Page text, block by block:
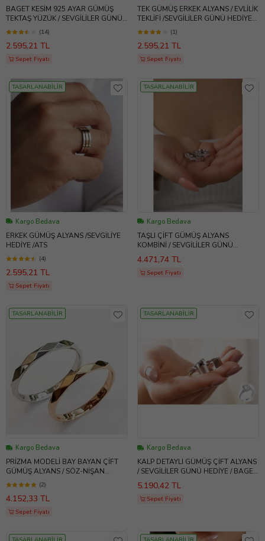
BAGET KESİM 925 AYAR GÜMÜŞ
TEKTAŞ YÜZÜK / SEVGİLİLER GÜNÜ
HEDİYESİ / ATS
(14)
2.595,21 TL
Sepet Fiyatı
TEK GÜMÜŞ ERKEK ALYANS / EVLİLİK
TEKLİFİ /SEVGİLİLER GÜNÜ HEDİYE
/ATS
(1)
2.595,21 TL
Sepet Fiyatı
TASARLANABİLİR
Kargo Bedava
ERKEK GÜMÜŞ ALYANS /SEVGİLİYE
HEDİYE /ATS
(4)
2.595,21 TL
Sepet Fiyatı
TASARLANABİLİR
Kargo Bedava
TAŞLI ÇİFT GÜMÜŞ ALYANS
KOMBİNİ / SEVGİLİLER GÜNÜ
HEDİYE / TEKTAŞ YÜZÜK HEDİYE //
SÖZ NİİŞAN YÜZÜKLERİ
4.471,74 TL
Sepet Fiyatı
TASARLANABİLİR
Kargo Bedava
PRİZMA MODELİ BAY BAYAN ÇİFT
GÜMÜŞ ALYANS / SÖZ-NİŞAN
YÜZÜKLERİ / TEKTAŞ HEDİYE ATS
(2)
4.152,33 TL
Sepet Fiyatı
TASARLANABİLİR
Kargo Bedava
KALP DETAYLI GÜMÜŞ ÇİFT ALYANS
/ SEVGİLİLER GÜNÜ HEDİYE / BAGET
TEKTAŞ YÜZÜK HEDİYE
5.190,42 TL
Sepet Fiyatı